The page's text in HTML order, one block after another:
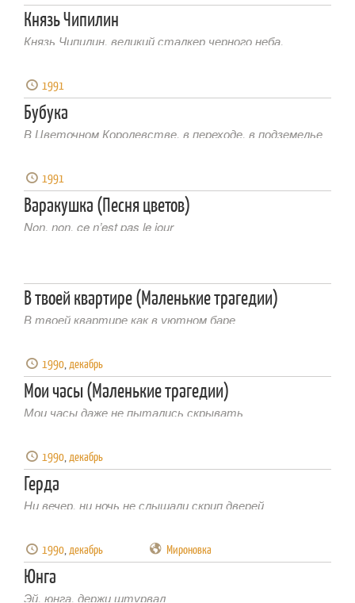
Князь Чипилин
Князь Чипилин, великий сталкер черного неба,
1991
Бубука
В Цветочном Королевстве, в переходе, в подземелье
1991
Варакушка (Песня цветов)
Non, non, ce n’est pas le jour
В твоей квартире (Маленькие трагедии)
В твоей квартире как в уютном баре
1990,декабрь
Мои часы (Маленькие трагедии)
Мои часы даже не пытались скрывать
1990,декабрь
Герда
Ни вечер, ни ночь не слышали скрип дверей
1990,декабрь Мироновка
Юнга
Эй, юнга, держи штурвал